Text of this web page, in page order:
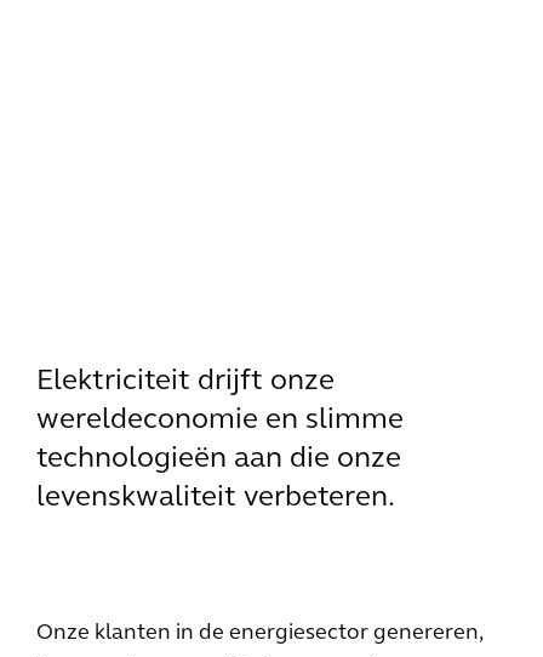
Elektriciteit drijft onze
wereldeconomie en slimme
technologieën aan die onze
levenskwaliteit verbeteren.
Onze klanten in de energiesector genereren,